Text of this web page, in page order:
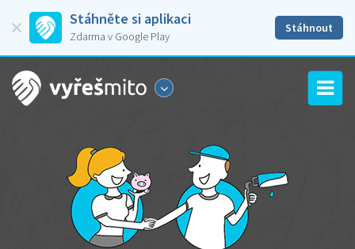
Stáhněte si aplikaci
Zdarma v Google Play
Stáhnout